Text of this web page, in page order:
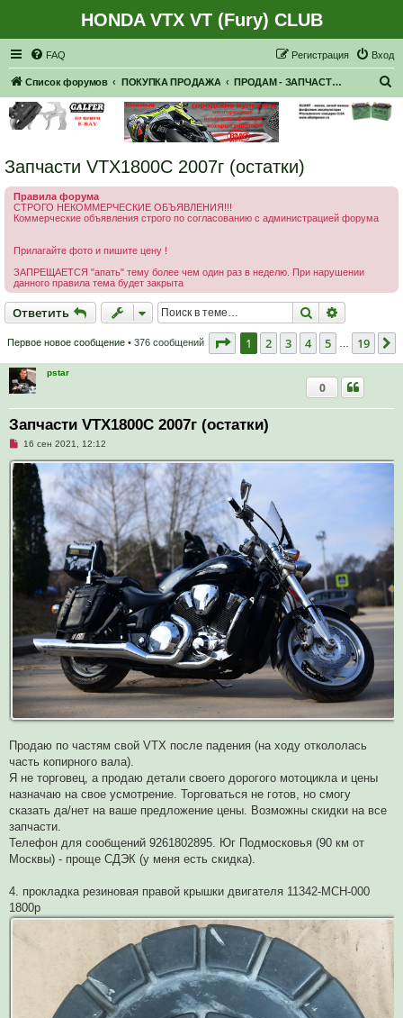
HONDA VTX VT (Fury) CLUB
FAQ Вход
Регистрация
Список форумов ПОКУПКА ПРОДАЖА ПРОДАМ - ЗАПЧАСТИ, НАВЕСНОЕ
Запчасти VTX1800C 2007г (остатки)
Правила форума
СТРОГО НЕКОММЕРЧЕСКИЕ ОБЪЯВЛЕНИЯ!!!
Коммерческие объявления строго по согласованию с администрацией форума
Прилагайте фото и пишите цену !
ЗАПРЕЩАЕТСЯ "апать" тему более чем один раз в неделю. При нарушении
данного правила тема будет закрыта
Ответить
Ответить Поиск
Первое новое сообщение • 376 сообщений Страница из 19
1 2 3 4 5 19
pstar
Запчасти VTX1800C 2007г (остатки)
0
Н
п
т
о
щ
е
н
и
е
16 сен 2021, 12:12
Продаю по частям свой VTX после падения (на ходу откололась
часть копирного вала).
Я не торговец, а продаю детали своего дорогого мотоцикла и цены
назначаю на свое усмотрение. Торговаться не готов, но смогу
сказать да/нет на ваше предложение цены. Возможны скидки на все
запчасти.
Телефон для сообщений 9261802895. Юг Подмосковья (90 км от
Москвы) - проще СДЭК (у меня есть скидка).
4. прокладка резиновая правой крышки двигателя 11342-MCH-000
1800р